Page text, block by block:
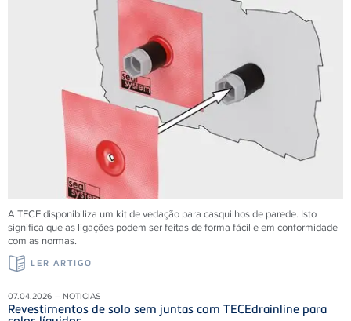
A TECE disponibiliza um kit de vedação para casquilhos de parede. Isto
significa que as ligações podem ser feitas de forma fácil e em conformidade
com as normas.
LER ARTIGO
07.04.2026 – NOTICIAS
Revestimentos de solo sem juntas com TECEdrainline para